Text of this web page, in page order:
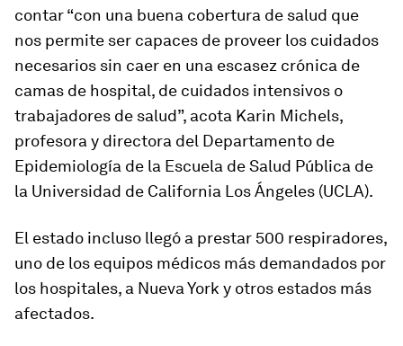
contar “con una buena cobertura de salud que
nos permite ser capaces de proveer los cuidados
necesarios sin caer en una escasez crónica de
camas de hospital, de cuidados intensivos o
trabajadores de salud”, acota Karin Michels,
profesora y directora del Departamento de
Epidemiología de la Escuela de Salud Pública de
la Universidad de California Los Ángeles (UCLA).
El estado incluso llegó a prestar 500 respiradores,
uno de los equipos médicos más demandados por
los hospitales, a Nueva York y otros estados más
afectados.